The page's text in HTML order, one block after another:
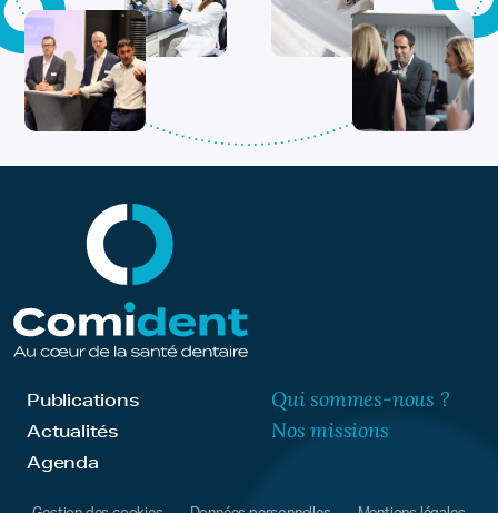
Publications
Actualités
Agenda
Qui sommes-nous ?
Nos missions